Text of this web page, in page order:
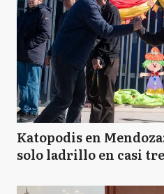
Katopodis en
solo ladrillo en casi